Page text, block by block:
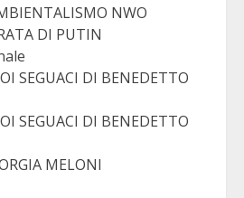
NWO
DI PUTIN
SEGUACI DI BENEDETTO
SEGUACI DI BENEDETTO
MELONI